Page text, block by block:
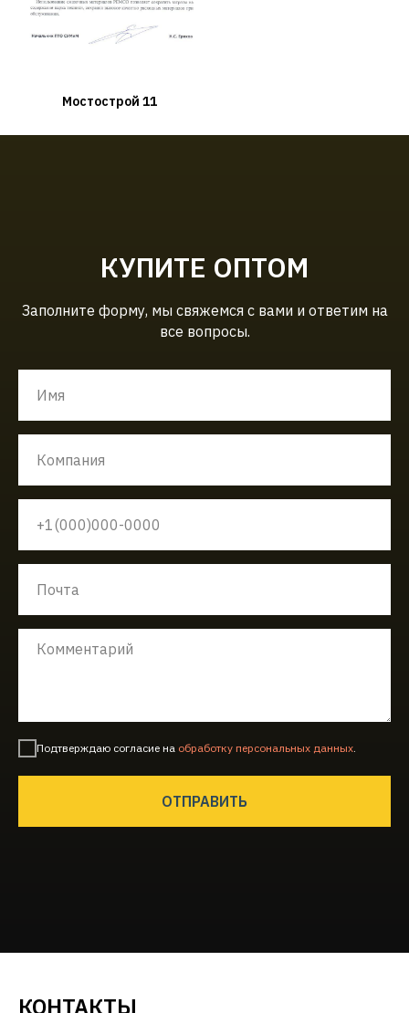
Мостострой 11
КУПИТЕ ОПТОМ
Заполните форму, мы свяжемся с вами и ответим на
все вопросы.
Подтверждаю согласие на обработку персональных данных.
ОТПРАВИТЬ
КОНТАКТЫ